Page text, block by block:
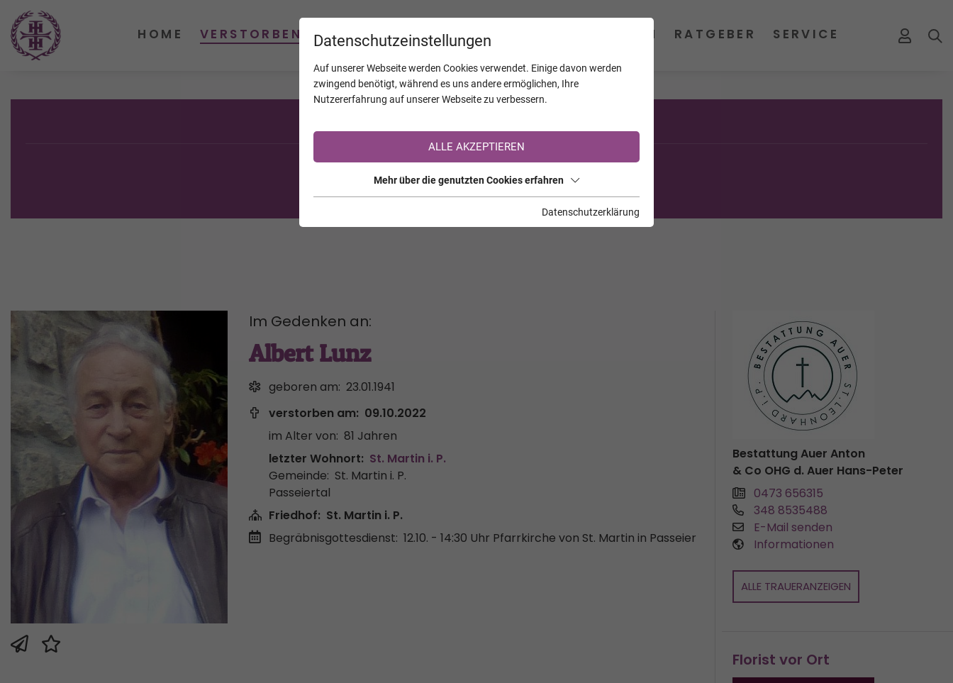
Sie sind noch nicht auf TrauerHilfe.it registriert?
>> zur kostenlosen Registrierung <<
Im Gedenken an:
Albert Lunz
geboren am: 23.01.1941
verstorben am: 09.10.2022
im Alter von: 81 Jahren
letzter Wohnort: St. Martin i. P.
Gemeinde: St. Martin i. P.
Passeiertal
Friedhof: St. Martin i. P.
Begräbnisgottesdienst: 12.10. - 14:30 Uhr Pfarrkirche von St. Martin in Passeier
Bestattung Auer Anton
& Co OHG d. Auer Hans-Peter
0473 656315
348 8535488
E-Mail senden
Informationen
ALLE TRAUERANZEIGEN
Florist vor Ort
Datenschutzeinstellungen
Auf unserer Webseite werden Cookies verwendet. Einige davon werden
zwingend benötigt, während es uns andere ermöglichen, Ihre
Nutzererfahrung auf unserer Webseite zu verbessern.
ALLE AKZEPTIEREN
Mehr über die genutzten Cookies erfahren
Datenschutzerklärung
HOME VERSTORBENE KALENDER JAHRESTAGE UNTERNEHMEN RATGEBER SERVICE